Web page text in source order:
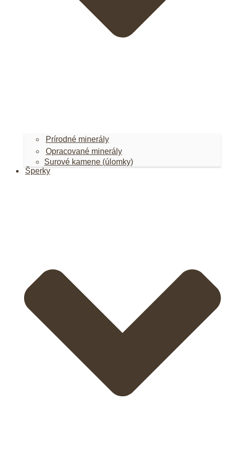
Prírodné minerály
Opracované minerály
Surové kamene (úlomky)
Šperky